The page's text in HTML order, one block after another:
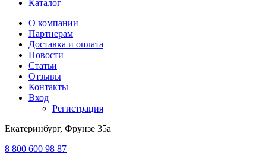
Каталог
О компании
Партнерам
Доставка и оплата
Новости
Статьи
Отзывы
Контакты
Вход
Регистрация
Екатеринбург, Фрунзе 35а
8 800 600 98 87